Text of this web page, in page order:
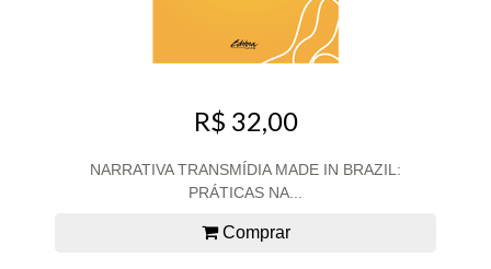
R$ 32,00
NARRATIVA TRANSMÍDIA MADE IN BRAZIL:
PRÁTICAS NA...
Comprar